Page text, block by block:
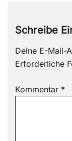
Schreibe
Deine E-Mail-
Erforderliche
Kommentar *